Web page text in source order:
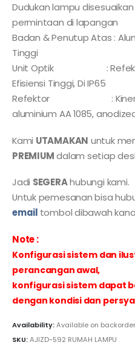
Dudukan lampu
permintaan di lapangan
Badan & Penutup Atas :
Tinggi
Unit Optik : Refektor
Efisiensi Tinggi, Di IP65
Refektor : Kinerja
aluminium AA 1085,
Kami UTAMAKAN untuk
PREMIUMdalam setiap
Jadi SEGERAhubungi kami.
Untuk pemesanan bisa
email tombol dibawah
Note :
Konfigurasi sistem dan
perancangan awal,
konfigurasi sistem dapat
dengan kondisi dan
Availability:Available on backorder
SKU:AJIZD-592 RUMAH LAMPU